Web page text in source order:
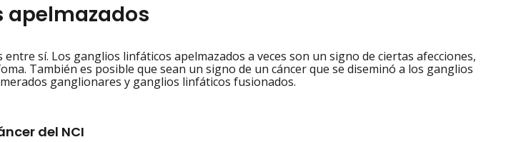
sí. Los ganglios linfáticos apelmazados a veces son un signo de ciertas afecciones,
También es posible que sean un signo de un cáncer que se diseminó a los ganglios
ganglionares y ganglios linfáticos fusionados.
del NCI